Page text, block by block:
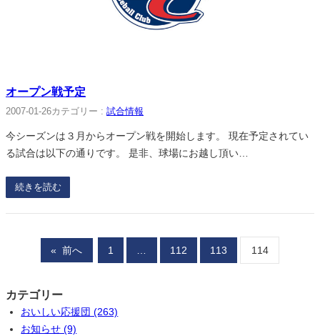
オープン戦予定
2007-01-26カテゴリー : 試合情報
今シーズンは３月からオープン戦を開始します。 現在予定されてい
る試合は以下の通りです。 是非、球場にお越し頂い…
続きを読む
« 前へ 1 112 113 114
カテゴリー
おいしい応援団 (263)
お知らせ (9)